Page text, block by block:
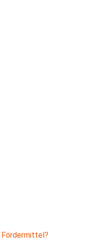
Fördermittel?